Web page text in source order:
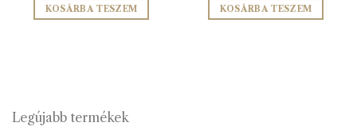
KOSÁRBA TESZEM KOSÁRBA TESZEM
Legújabb termékek